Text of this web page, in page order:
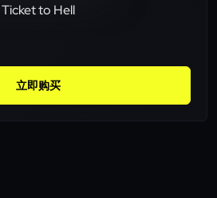
Ticket to Hell
立即购买